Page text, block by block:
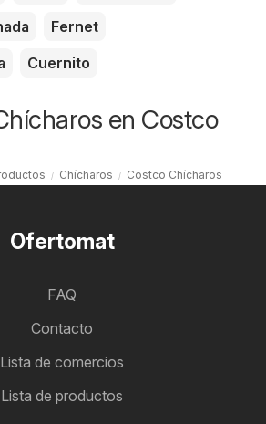
Fernet
Cuernito
en Costco
Chícharos Costco Chícharos
Ofertomat
FAQ
Contacto
Lista de comercios
Lista de productos